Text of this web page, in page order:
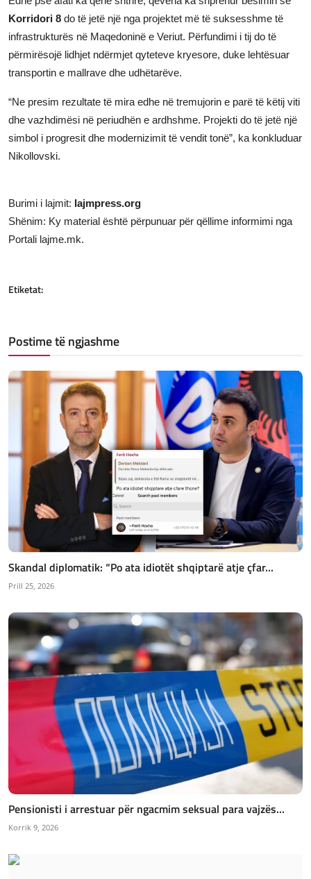
Korridori 8 do të jetë një nga projektet më të suksesshme të
infrastrukturës në Maqedoninë e Veriut. Përfundimi i tij do të
përmirësojë lidhjet ndërmjet qyteteve kryesore, duke lehtësuar
transportin e mallrave dhe udhëtarëve.
“Ne presim rezultate të mira edhe në tremujorin e parë të këtij viti
dhe vazhdimësi në periudhën e ardhshme. Projekti do të jetë një
simbol i progresit dhe modernizimit të vendit tonë”, ka konkluduar
Nikollovski.
Burimi i lajmit: lajmpress.org
Shënim: Ky material është përpunuar për qëllime informimi nga
Portali lajme.mk.
Etiketat:
Postime të ngjashme
Skandal diplomatik: “Po ata idiotët shqiptarë atje çfar...
Prill 25, 2026
Pensionisti i arrestuar për ngacmim seksual para vajzës...
Korrik 9, 2026